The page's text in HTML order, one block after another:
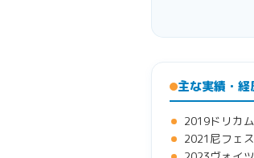
主な実績・経
2019ドリカ
2021尼フェ